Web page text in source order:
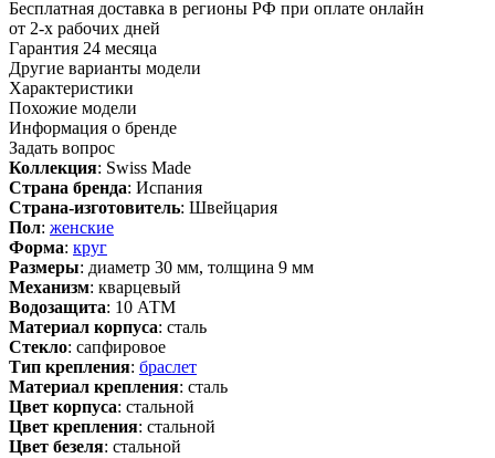
Бесплатная доставка в регионы РФ при оплате онлайн
от 2-х рабочих дней
Гарантия 24 месяца
Другие варианты модели
Характеристики
Похожие модели
Информация о бренде
Задать вопрос
Коллекция: Swiss Made
Страна бренда: Испания
Страна-изготовитель: Швейцария
Пол: женские
Форма: круг
Размеры: диаметр 30 мм, толщина 9 мм
Механизм: кварцевый
Водозащита: 10 АТМ
Материал корпуса: сталь
Стекло: сапфировое
Тип крепления: браслет
Материал крепления: сталь
Цвет корпуса: стальной
Цвет крепления: стальной
Цвет безеля: стальной